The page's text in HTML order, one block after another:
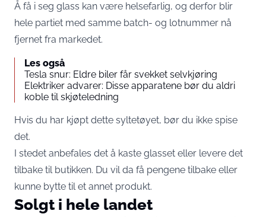
Å få i seg glass kan være helsefarlig, og derfor blir
hele partiet med samme batch- og lotnummer nå
fjernet fra markedet.
Les også
Tesla snur: Eldre biler får svekket selvkjøring
Elektriker advarer: Disse apparatene bør du aldri
koble til skjøteledning
Hvis du har kjøpt dette syltetøyet, bør du ikke spise
det.
I stedet anbefales det å kaste glasset eller levere det
tilbake til butikken. Du vil da få pengene tilbake eller
kunne bytte til et annet produkt.
Solgt i hele landet